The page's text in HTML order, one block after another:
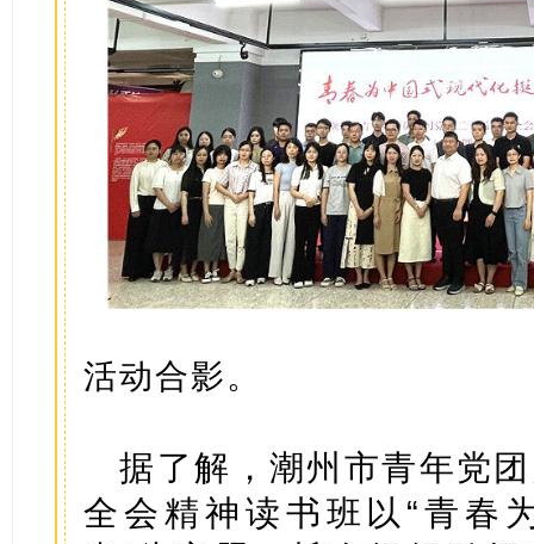
活动合影。
据了解，潮州市青年党
全会精神读书班以“青春